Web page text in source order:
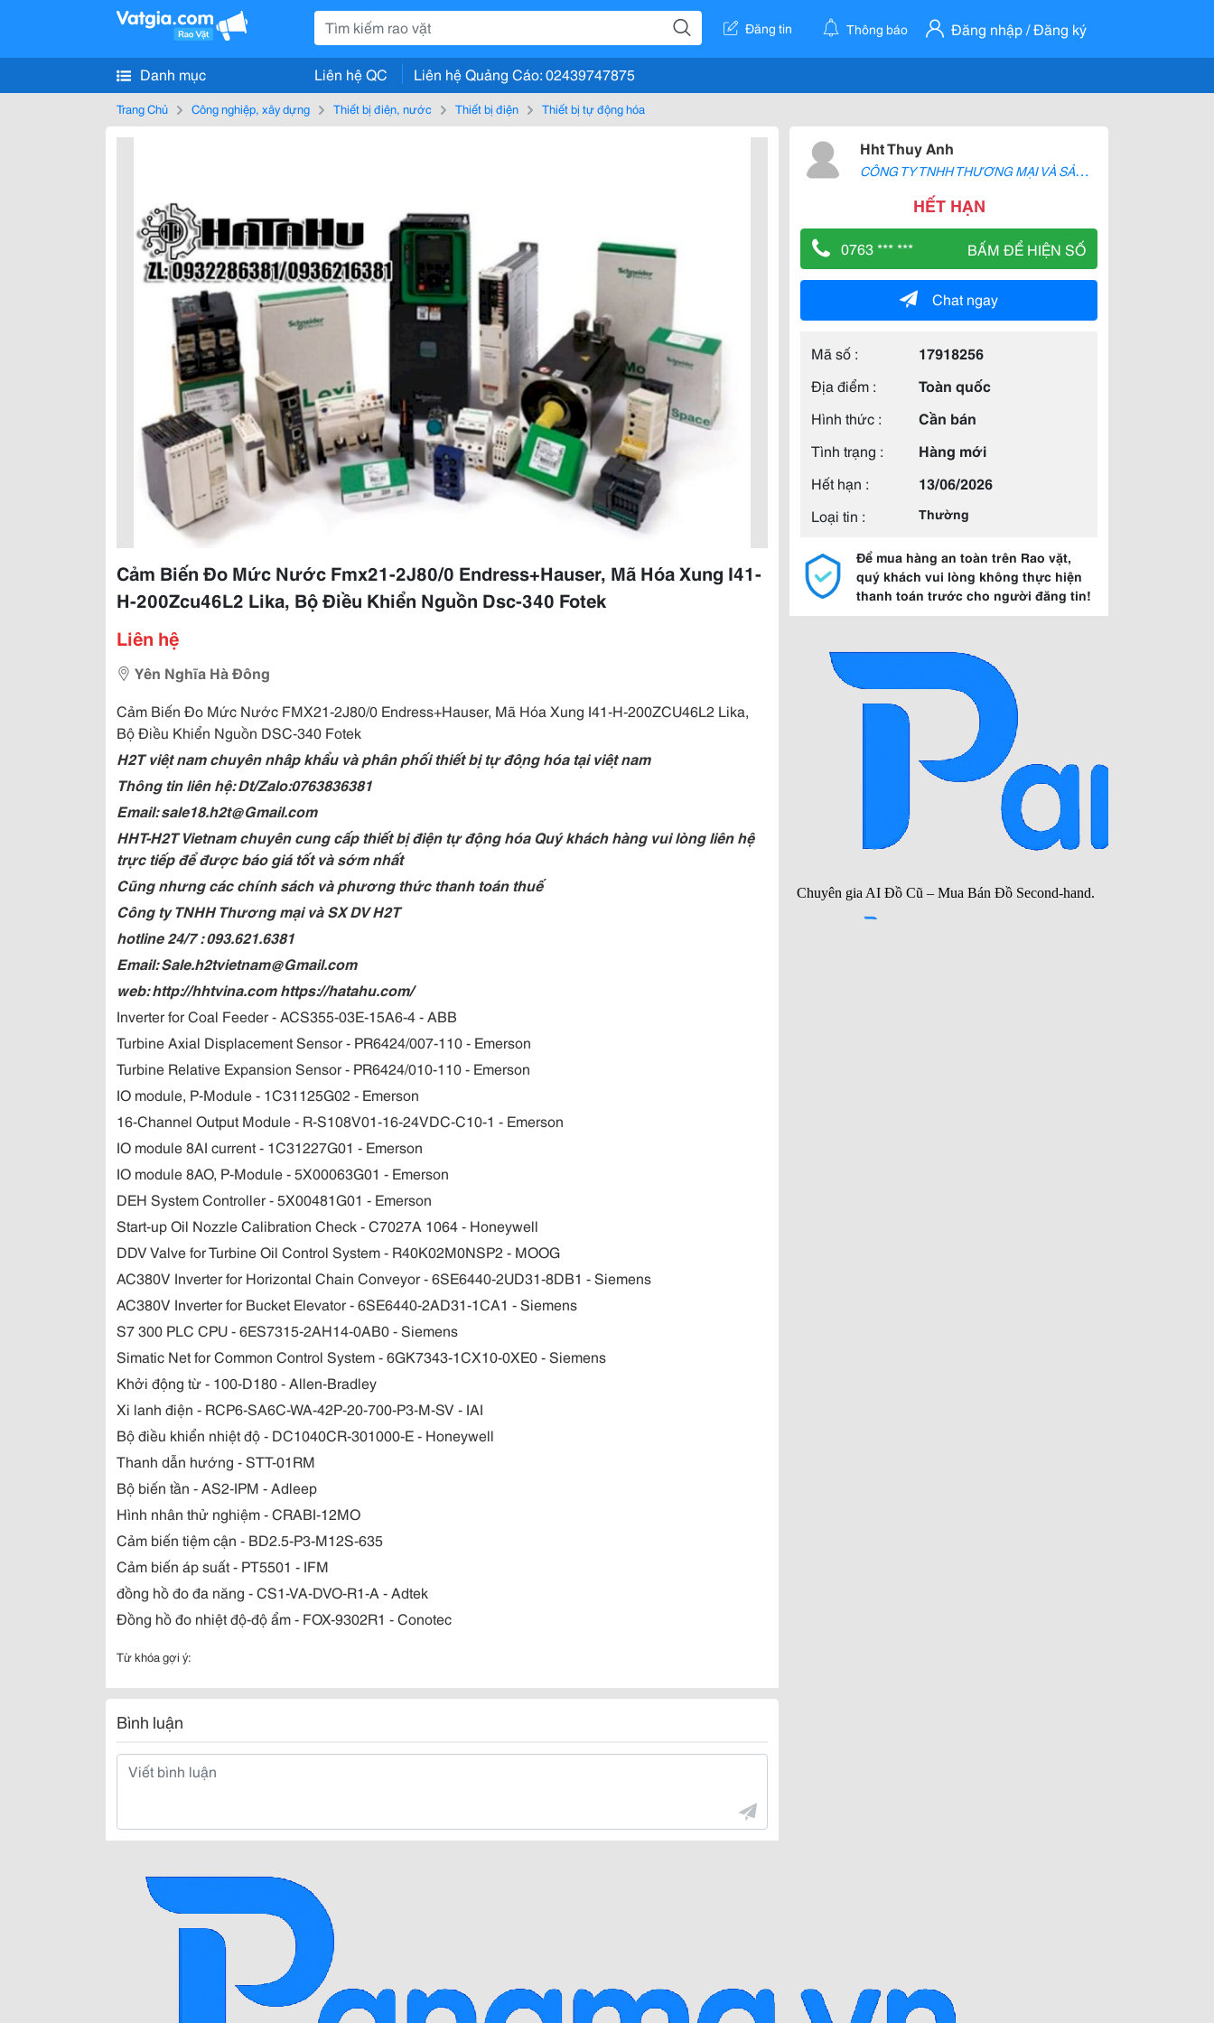
Đăng tin Thông báo Đăng nhập / Đăng ký
Danh mục Liên hệ QC Liên hệ Quảng Cáo: 02439747875
Trang Chủ Công nghiệp, xây dựng Thiết bị điện, nước Thiết bị điện Thiết bị tự động hóa
Cảm Biến Đo Mức Nước Fmx21-2J80/0 Endress+Hauser, Mã Hóa Xung I41-
H-200Zcu46L2 Lika, Bộ Điều Khiển Nguồn Dsc-340 Fotek
Liên hệ
Yên Nghĩa Hà Đông
Cảm Biến Đo Mức Nước FMX21-2J80/0 Endress+Hauser, Mã Hóa Xung I41-H-200ZCU46L2 Lika,
Bộ Điều Khiển Nguồn DSC-340 Fotek
H2T việt nam chuyên nhập khẩu và phân phối thiết bị tự động hóa tại việt nam
Thông tin liên hệ: Dt/Zalo:0763836381
Email: sale18.h2t@Gmail.com
HHT-H2T Vietnam chuyên cung cấp thiết bị điện tự động hóa Quý khách hàng vui lòng liên hệ
trực tiếp để được báo giá tốt và sớm nhất
Cũng nhưng các chính sách và phương thức thanh toán thuế
Công ty TNHH Thương mại và SX DV H2T
hotline 24/7 : 093.621.6381
Email: Sale.h2tvietnam@Gmail.com
web: http://hhtvina.com https://hatahu.com/
Inverter for Coal Feeder - ACS355-03E-15A6-4 - ABB
Turbine Axial Displacement Sensor - PR6424/007-110 - Emerson
Turbine Relative Expansion Sensor - PR6424/010-110 - Emerson
IO module, P-Module - 1C31125G02 - Emerson
16-Channel Output Module - R-S108V01-16-24VDC-C10-1 - Emerson
IO module 8AI current - 1C31227G01 - Emerson
IO module 8AO, P-Module - 5X00063G01 - Emerson
DEH System Controller - 5X00481G01 - Emerson
Start-up Oil Nozzle Calibration Check - C7027A 1064 - Honeywell
DDV Valve for Turbine Oil Control System - R40K02M0NSP2 - MOOG
AC380V Inverter for Horizontal Chain Conveyor - 6SE6440-2UD31-8DB1 - Siemens
AC380V Inverter for Bucket Elevator - 6SE6440-2AD31-1CA1 - Siemens
S7 300 PLC CPU - 6ES7315-2AH14-0AB0 - Siemens
Simatic Net for Common Control System - 6GK7343-1CX10-0XE0 - Siemens
Khởi động từ - 100-D180 - Allen-Bradley
Xi lanh điện - RCP6-SA6C-WA-42P-20-700-P3-M-SV - IAI
Bộ điều khiển nhiệt độ - DC1040CR-301000-E - Honeywell
Thanh dẫn hướng - STT-01RM
Bộ biến tần - AS2-IPM - Adleep
Hình nhân thử nghiệm - CRABI-12MO
Cảm biến tiệm cận - BD2.5-P3-M12S-635
Cảm biến áp suất - PT5501 - IFM
đồng hồ đo đa năng - CS1-VA-DVO-R1-A - Adtek
Đồng hồ đo nhiệt độ-độ ẩm - FOX-9302R1 - Conotec
Từ khóa gợi ý:
Bình luận
Hht Thuy Anh
C
ÔNG TY TNHH THƯƠNG MẠI VÀ SẢN XUẤT H2T
HẾT HẠN
0763 *** *** BẤM ĐỂ HIỆN SỐ
Chat ngay
Mã số :
17918256
Địa điểm :
Toàn quốc
Hình thức :
Cần bán
Tình trạng :
Hàng mới
Hết hạn :
13/06/2026
Loại tin :
Thường
Để mua hàng an toàn trên Rao vặt,
quý khách vui lòng không thực hiện
thanh toán trước cho người đăng tin!